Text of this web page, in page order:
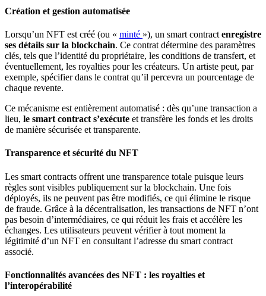
Création et gestion automatisée
Lorsqu’un NFT est créé (ou « minté »), un smart contract enregistre
ses détails sur la blockchain. Ce contrat détermine des paramètres
clés, tels que l’identité du propriétaire, les conditions de transfert, et
éventuellement, les royalties pour les créateurs. Un artiste peut, par
exemple, spécifier dans le contrat qu’il percevra un pourcentage de
chaque revente.
Ce mécanisme est entièrement automatisé : dès qu’une transaction a
lieu, le smart contract s’exécute et transfère les fonds et les droits
de manière sécurisée et transparente.
Transparence et sécurité du NFT
Les smart contracts offrent une transparence totale puisque leurs
règles sont visibles publiquement sur la blockchain. Une fois
déployés, ils ne peuvent pas être modifiés, ce qui élimine le risque
de fraude. Grâce à la décentralisation, les transactions de NFT n’ont
pas besoin d’intermédiaires, ce qui réduit les frais et accélère les
échanges. Les utilisateurs peuvent vérifier à tout moment la
légitimité d’un NFT en consultant l’adresse du smart contract
associé.
Fonctionnalités avancées des NFT : les royalties et
l’interopérabilité